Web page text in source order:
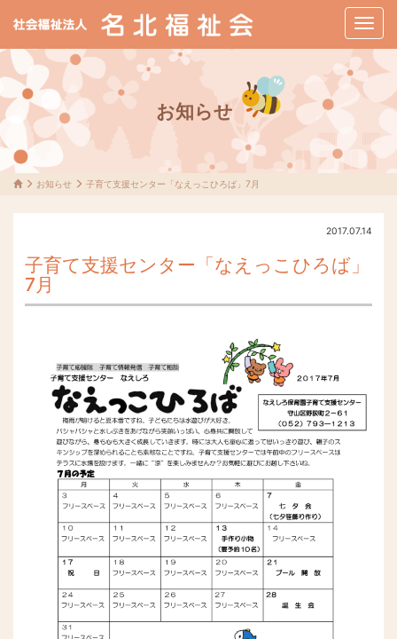
メ
ニ
ュ
ー
お知らせ
お知らせ 子育て支援センター「なえっこひろば」7月
2017.07.14
子育て支援センター「なえっこひろば」
7月